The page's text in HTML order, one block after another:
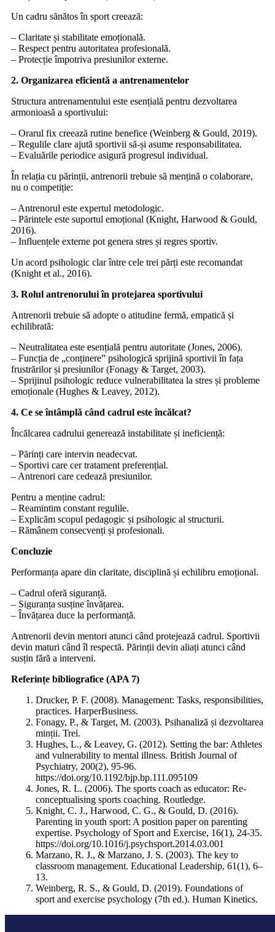
Un cadru sănătos în sport creează:
– Claritate și stabilitate emoțională.
– Respect pentru autoritatea profesională.
– Protecție împotriva presiunilor externe.
2. Organizarea eficientă a antrenamentelor
Structura antrenamentului este esențială pentru dezvoltarea
armonioasă a sportivului:
– Orarul fix creează rutine benefice (Weinberg & Gould, 2019).
– Regulile clare ajută sportivii să-și asume responsabilitatea.
– Evaluările periodice asigură progresul individual.
În relația cu părinții, antrenorii trebuie să mențină o colaborare,
nu o competiție:
– Antrenorul este expertul metodologic.
– Părintele este suportul emoțional (Knight, Harwood & Gould,
2016).
– Influențele externe pot genera stres și regres sportiv.
Un acord psihologic clar între cele trei părți este recomandat
(Knight et al., 2016).
3. Rolul antrenorului în protejarea sportivului
Antrenorii trebuie să adopte o atitudine fermă, empatică și
echilibrată:
– Neutralitatea este esențială pentru autoritate (Jones, 2006).
– Funcția de „conținere” psihologică sprijină sportivii în fața
frustrărilor și presiunilor (Fonagy & Target, 2003).
– Sprijinul psihologic reduce vulnerabilitatea la stres și probleme
emoționale (Hughes & Leavey, 2012).
4. Ce se întâmplă când cadrul este încălcat?
Încălcarea cadrului generează instabilitate și ineficiență:
– Părinți care intervin neadecvat.
– Sportivi care cer tratament preferențial.
– Antrenori care cedează presiunilor.
Pentru a menține cadrul:
– Reamintim constant regulile.
– Explicăm scopul pedagogic și psihologic al structurii.
– Rămânem consecvenți și profesionali.
Concluzie
Performanța apare din claritate, disciplină și echilibru emoțional.
– Cadrul oferă siguranță.
– Siguranța susține învățarea.
– Învățarea duce la performanță.
Antrenorii devin mentori atunci când protejează cadrul. Sportivii
devin maturi când îl respectă. Părinții devin aliați atunci când
susțin fără a interveni.
Referințe bibliografice (APA 7)
Drucker, P. F. (2008). Management: Tasks, responsibilities,
practices. HarperBusiness.
Fonagy, P., & Target, M. (2003). Psihanaliză și dezvoltarea
minții. Trei.
Hughes, L., & Leavey, G. (2012). Setting the bar: Athletes
and vulnerability to mental illness. British Journal of
Psychiatry, 200(2), 95-96.
https://doi.org/10.1192/bjp.bp.111.095109
Jones, R. L. (2006). The sports coach as educator: Re-
conceptualising sports coaching. Routledge.
Knight, C. J., Harwood, C. G., & Gould, D. (2016).
Parenting in youth sport: A position paper on parenting
expertise. Psychology of Sport and Exercise, 16(1), 24-35.
https://doi.org/10.1016/j.psychsport.2014.03.001
Marzano, R. J., & Marzano, J. S. (2003). The key to
classroom management. Educational Leadership, 61(1), 6–
13.
Weinberg, R. S., & Gould, D. (2019). Foundations of
sport and exercise psychology (7th ed.). Human Kinetics.